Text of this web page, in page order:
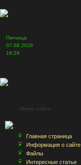
Пятница
07.08.2026
16:28
Меню сайта
Главная страница
Информация о сайте
Файлы
Интересные статьи